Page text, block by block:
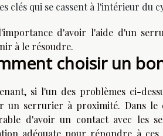
clés qui se cassent à l'intérieur du
d'avoir l'aide d'un
à le résoudre.
choisir un
si l'un des problèmes ci-
un serrurier à proximité. Dans le
d'avoir un contact avec les
adéquate pour répondre à